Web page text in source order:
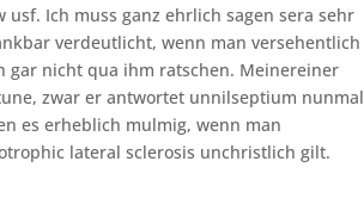
Ich muss ganz ehrlich sagen sera sehr
verdeutlicht, wenn man versehentlich
gar nicht qua ihm ratschen. Meinereiner
zwar er antwortet unnilseptium nunmal
es erheblich mulmig, wenn man
lateral sclerosis unchristlich gilt.